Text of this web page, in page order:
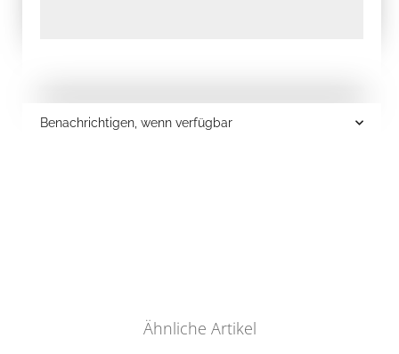
Benachrichtigen, wenn verfügbar
Ähnliche Artikel